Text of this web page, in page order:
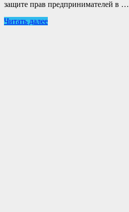
защите прав предпринимателей в …
Читать далее